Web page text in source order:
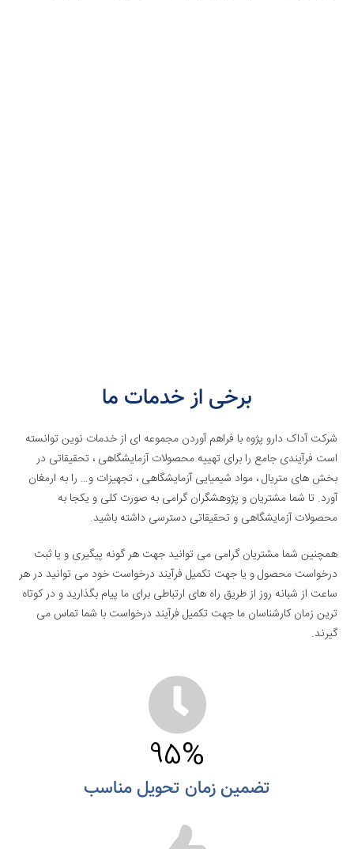
برخی از خدمات ما
شرکت آداک دارو پژوه با فراهم آوردن مجموعه ای از خدمات نوین توانسته
است فرآیندی جامع را برای تهییه محصولات آزمایشگاهی ، تحقیقاتی در
بخش های متریال ، مواد شیمیایی آزمایشگاهی ، تجهیزات و… را به ارمغان
آورد. تا شما مشتریان و پژوهشگران گرامی به صورت کلی و یکجا به
محصولات آزمایشگاهی و تحقیقاتی دسترسی داشته باشید.
همچنین شما مشتریان گرامی می توانید جهت هر گونه پیگیری و یا ثبت
درخواست محصول و یا جهت تکمیل فرآیند درخواست خود می توانید در هر
ساعت از شبانه روز از طریق راه های ارتباطی برای ما پیام بگذارید و در کوتاه
ترین زمان کارشناسان ما جهت تکمیل فرآیند درخواست با شما تماس می
گیرند.
95%
تضمین زمان تحویل مناسب